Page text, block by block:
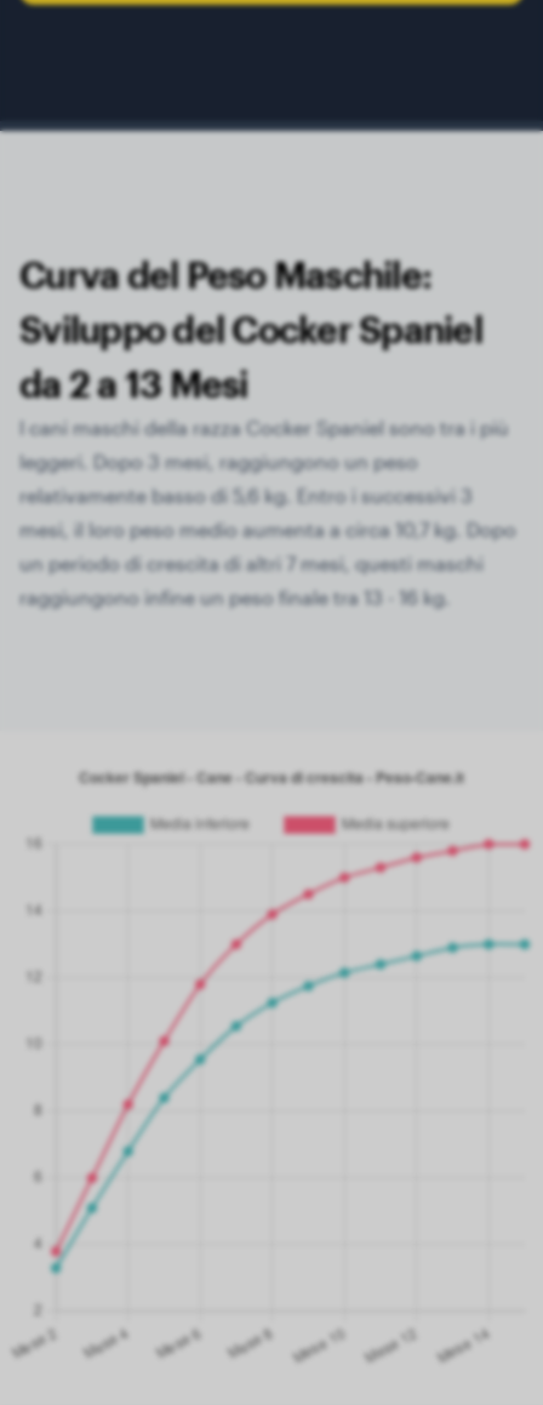
Curva del Peso Maschile:
Sviluppo del Cocker Spaniel
da 2 a 13 Mesi
I cani maschi della razza Cocker Spaniel sono tra i più
leggeri. Dopo 3 mesi, raggiungono un peso
relativamente basso di 5,6 kg. Entro i successivi 3
mesi, il loro peso medio aumenta a circa 10,7 kg. Dopo
un periodo di crescita di altri 7 mesi, questi maschi
raggiungono infine un peso finale tra 13 - 16 kg.